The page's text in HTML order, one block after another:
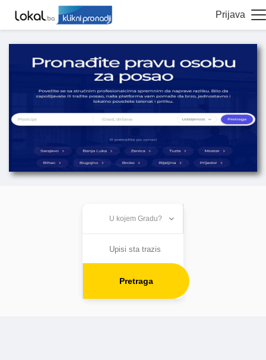
Prijava
Pretraga